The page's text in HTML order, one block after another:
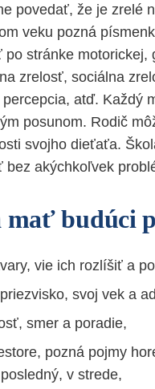
povedať, že je zrelé
veku pozná
stránke motorickej,
zrelosť, sociálna
atď. Každý
posunom. Rodič
svojho dieťaťa.
akýchkoľvek
mať budúci
vie ich rozlíšiť a
svoj vek a
smer a poradie,
pozná pojmy
v strede,